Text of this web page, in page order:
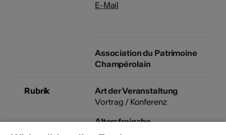
E-Mail
Association du Patrimoine
Champérolain
Rubrik
Art der Veranstaltung
Vortrag / Konferenz
Altersfreigabe
Für alle